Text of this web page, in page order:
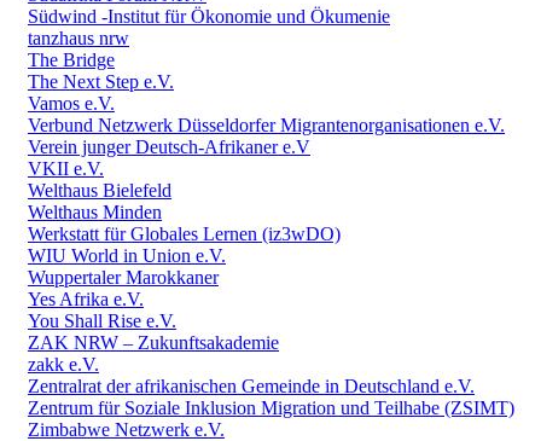
Südwind -Institut für Ökonomie und Ökumenie
tanzhaus nrw
The Bridge
The Next Step e.V.
Vamos e.V.
Verbund Netzwerk Düsseldorfer Migrantenorganisationen e.V.
Verein junger Deutsch-Afrikaner e.V
VKII e.V.
Welthaus Bielefeld
Welthaus Minden
Werkstatt für Globales Lernen (iz3wDO)
WIU World in Union e.V.
Wuppertaler Marokkaner
Yes Afrika e.V.
You Shall Rise e.V.
ZAK NRW – Zukunftsakademie
zakk e.V.
Zentralrat der afrikanischen Gemeinde in Deutschland e.V.
Zentrum für Soziale Inklusion Migration und Teilhabe (ZSIMT)
Zimbabwe Netzwerk e.V.